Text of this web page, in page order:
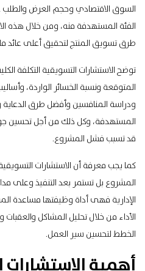
السوق الاقتصادي وحجم العرض والطلب
الفئة المستهدفة منه، ومن خلال هذه
طرق تسويق المنتج لتحقيق أعلى عائد
توضح الاستشارات التسويقية التكلفة
المتوقعة ونسبة الخسائر الواردة،
ودراسة المنافسين وأفضل طرق الدعاية
المستهدفة، وكل ذلك من أجل تحسين
قد تسبب فشل المشروع.
كما يجب معرفة أن الاستشارات
المشروع بل تستمر بعد التنفيذ وعلى
الإدارية فهى أداة وظيفتها مساعدة
الأداء من خلال تحليل المشاكل
الخطط لتحسين سير العمل.